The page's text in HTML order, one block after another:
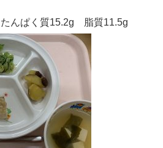
んぱく質15.2g 脂質11.5g